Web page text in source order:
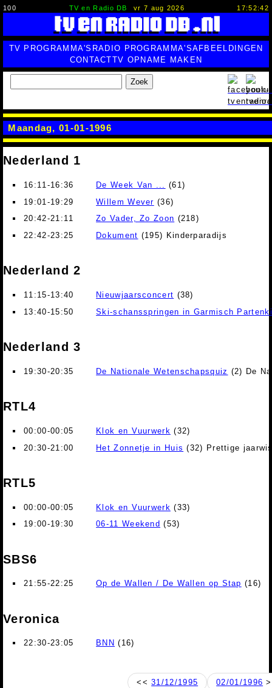
100 TV en Radio DB vr 7 aug 2026 17:52:43
TV PROGRAMMA'S RADIO PROGRAMMA'SAFBEELDINGEN
CONTACTTV OPNAME MAKEN
Zoek
Maandag, 01-01-1996
Nederland 1
16:11-16:36 De Week Van ... (61)
19:01-19:29
Willem Wever (36)
20:42-21:11
Zo Vader, Zo Zoon (218)
22:42-23:25
Dokument (195) Kinderparadijs
Nederland 2
11:15-13:40 Nieuwjaarsconcert (38)
13:40-15:50
Ski-schansspringen in Garmisch
Nederland 3
19:30-20:35 De Nationale Wetenschapsquiz (2) De
RTL4
00:00-00:05 Klok en Vuurwerk (32)
20:30-21:00
Het Zonnetje in Huis (32) Prettige
RTL5
00:00-00:05 Klok en Vuurwerk (33)
19:00-19:30
06-11 Weekend (53)
SBS6
21:55-22:25 Op de Wallen / De Wallen op Stap (16)
Veronica
22:30-23:05 BNN (16)
<<31/12/1995 02/01/1996